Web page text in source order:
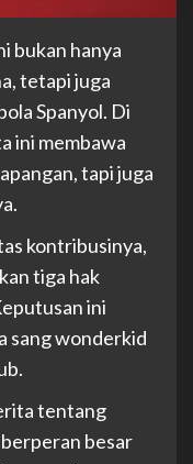
bukan hanya
tetapi juga
Spanyol. Di
ini membawa
tapi juga
kontribusinya,
tiga hak
ini
sang wonderkid
tentang
besar